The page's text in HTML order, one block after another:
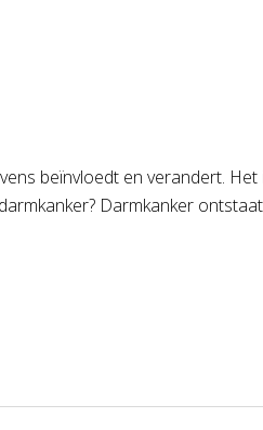
beïnvloedt en verandert.
Darmkanker